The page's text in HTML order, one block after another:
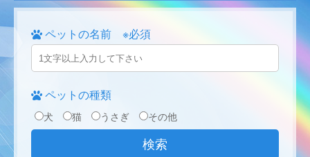
ペットの名前 ※必須
ペットの種類
犬 猫 うさぎ その他